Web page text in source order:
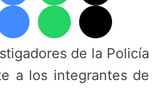
de la Policía
a los integrantes de